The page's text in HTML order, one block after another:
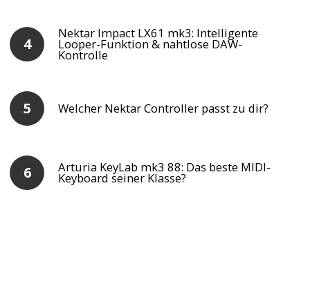
Nektar Impact LX61 mk3: Intelligente
Looper-Funktion & nahtlose DAW-
Kontrolle
Welcher Nektar Controller passt zu dir?
Arturia KeyLab mk3 88: Das beste MIDI-
Keyboard seiner Klasse?